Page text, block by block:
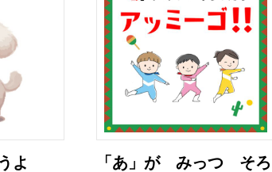
よ
「あ」が みっつ そろ